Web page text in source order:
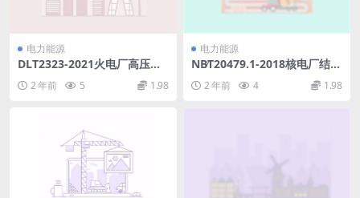
电力能源
DLT2323-2021火电厂高压电
气设备绝缘技术监督导则(6.81
MB)pdf
2 年前 5 1.98
电力能源
NB∕T20479.1-2018核电厂结构
模块和机械模块焊缝无损检测
第1部分：超声检测(17.6MB)
2 年前 4 1.98